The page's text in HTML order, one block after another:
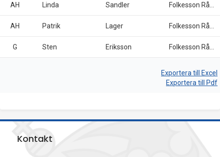
o
AH Linda Sandler
AH Patrik Lager
G Sten Eriksson
Exportera till Excel
Exportera till Pdf
Kontakt